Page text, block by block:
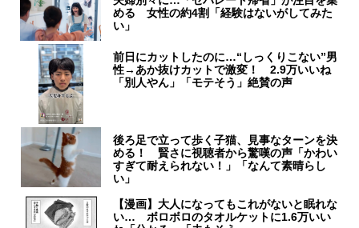
める 女性の約4割「経験はないがしてみた
い」
前日にカットしたのに…“しっくりこない”男
性→あか抜けカットで激変！ 2.9万いいね
「別人やん」「モテそう」絶賛の声
後ろ足で立って歩く子猫、見事なターンを決
める！ 賢さに視聴者から驚嘆の声「かわい
すぎて耐えられない！」「なんて素晴らし
い」
【漫画】大人になってもこれがないと眠れな
い… ボロボロのタオルケットに1.6万いい